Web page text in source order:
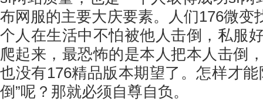
布网服的主要大庆要素。人们176微变
个人在生活中不怕被他人击倒，私服
爬起来，最恐怖的是本人把本人击倒
也没有176精品版本期望了。怎样才
倒”呢？那就必须自尊自负。